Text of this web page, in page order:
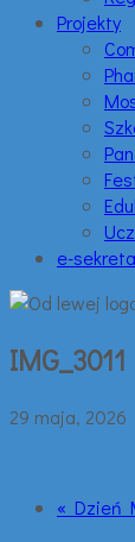
Projekty
e-
IMG_3011
29 maja, 2026
« Dzień